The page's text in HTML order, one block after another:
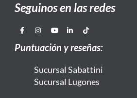
Seguinos en las redes
Puntuación y reseñas:
Sucursal Sabattini
Sucursal Lugones